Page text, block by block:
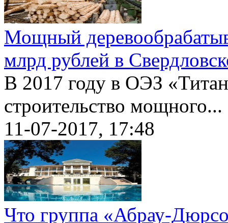
Мощный
млрд рублей в
В 2017 году в ОЭЗ
строительство мощного...
11-07-2017, 17:48
Что группа «Абрау-